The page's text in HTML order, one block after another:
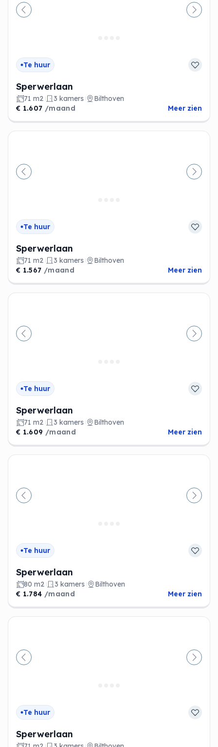
Vorige
Te huur
Sperwerlaan
71 m2 3 kamers
Bilthoven
€ 1.607 /maand Meer zien
Vorige
Te huur
Sperwerlaan
71 m2 3 kamers
Bilthoven
€ 1.567 /maand Meer zien
Vorige
Te huur
Sperwerlaan
71 m2 3 kamers
Bilthoven
€ 1.609 /maand Meer zien
Vorige
Te huur
Sperwerlaan
80 m2 3 kamers
Bilthoven
€ 1.784 /maand Meer zien
Vorige
Te huur
Sperwerlaan